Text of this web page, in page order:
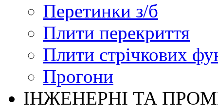
Перетинки з/б
Плити перекриття
Плити стрічкових
Прогони
ІНЖЕНЕРНІ ТА